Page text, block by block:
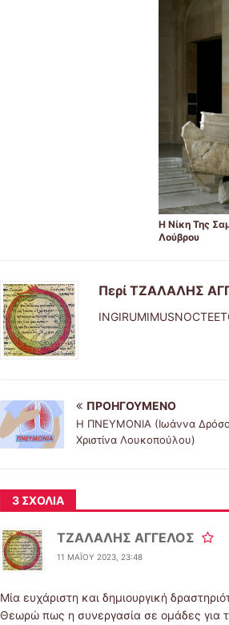
Η Νίκη Της
Λούβρου
Περί ΤΖΑΛΑΛΗΣ
ΠΡΟΗΓΟΎΜΕΝΟ
Η ΠΝΕΥΜΟΝΙΑ (Ιωάννα
Χριστίνα Λουκοπούλου)
3 ΣΧΌΛΙΑ
ΤΖΑΛΑΛΗΣ ΑΓΓΕΛΟΣ
11 ΜΑΪ́ΟΥ 2023, 23:48
Μία ευχάριστη και δημιουργική
Θεωρώ πως η συνεργασία σε ομάδες για